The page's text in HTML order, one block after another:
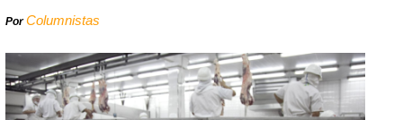
PorColumnistas